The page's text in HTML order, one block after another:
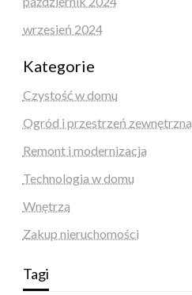
wrzesień 2024
Kategorie
Czystość w domu
Ogród i przestrzeń zewnętrzna
Remont i modernizacja
Technologia w domu
Wnętrza
Zakup nieruchomości
Tagi